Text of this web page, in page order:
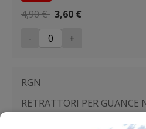
4,90 € 3,60 €
-
+
RGN
RETRATTORI PER GUANCE